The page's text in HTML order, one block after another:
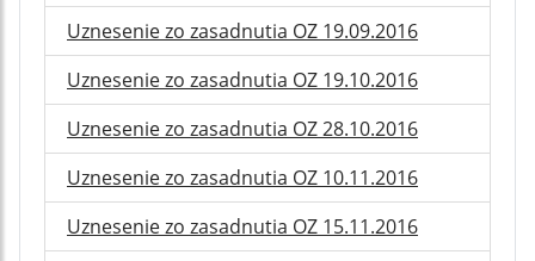
Uznesenie zo zasadnutia OZ 19.09.2016
Uznesenie zo zasadnutia OZ 19.10.2016
Uznesenie zo zasadnutia OZ 28.10.2016
Uznesenie zo zasadnutia OZ 10.11.2016
Uznesenie zo zasadnutia OZ 15.11.2016